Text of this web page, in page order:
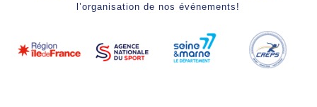
l’organisation de nos événements!